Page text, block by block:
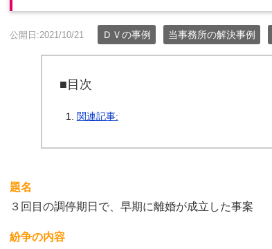
公開日:2021/10/21 ＤＶの事例 当事務所の解決事例
■目次
関連記事:
題名
３回目の調停期日で、早期に離婚が成立した事案
紛争の内容